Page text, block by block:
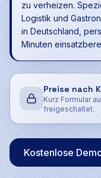
zu verheizen.
Logistik und
in Deutschland,
Minuten
Preise nach
Kurz Formular
freigeschaltet.
Kostenlose